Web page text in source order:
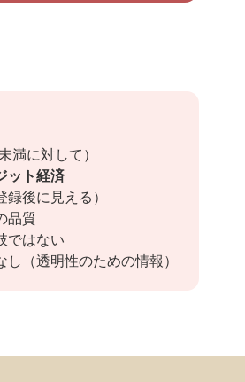
満に対して）
ット経済
録後に見える）
品質
ではない
（透明性のための情報）